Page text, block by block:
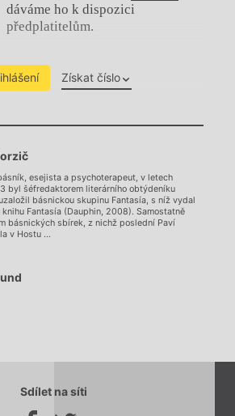
dáváme ho k dispozici
předplatitelům.
Získat číslo
Chviličku.
Načítá se.
esejista a psychoterapeut, v letech
byl šéfredaktorem literárního obtýdeníku
básnickou skupinu Fantasía, s níž vydal
knihu Fantasía (Dauphin, 2008). Samostatně
básnických sbírek, z nichž poslední Paví
v Hostu ...
Sdílet na síti